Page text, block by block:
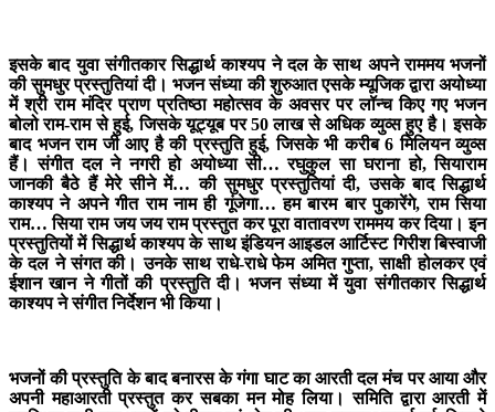
इसके बाद युवा संगीतकार सिद्धार्थ काश्यप ने दल के साथ अपने राममय भजनों
की सुमधुर प्रस्तुतियां दी। भजन संध्या की शुरुआत एसके म्यूजिक द्वारा अयोध्या
में श्री राम मंदिर प्राण प्रतिष्ठा महोत्सव के अवसर पर लॉन्च किए गए भजन
बोलो राम-राम से हुई, जिसके यूट्यूब पर 50 लाख से अधिक व्युव्स हुए है। इसके
बाद भजन राम जी आए है की प्रस्तुति हुई, जिसके भी करीब 6 मिलियन व्युव्स
हैं। संगीत दल ने नगरी हो अयोध्या सी… रघुकुल सा घराना हो, सियाराम
जानकी बैठे हैं मेरे सीने में… की सुमधुर प्रस्तुतियां दी, उसके बाद सिद्धार्थ
काश्यप ने अपने गीत राम नाम ही गूंजेगा… हम बारम बार पुकारेंगे, राम सिया
राम… सिया राम जय जय राम प्रस्तुत कर पूरा वातावरण राममय कर दिया। इन
प्रस्तुतियों में सिद्धार्थ काश्यप के साथ इंडियन आइडल आर्टिस्ट गिरीश बिस्वाजी
के दल ने संगत की। उनके साथ राधे-राधे फेम अमित गुप्ता, साक्षी होलकर एवं
ईशान खान ने गीतों की प्रस्तुति दी। भजन संध्या में युवा संगीतकार सिद्धार्थ
काश्यप ने संगीत निर्देशन भी किया।
भजनों की प्रस्तुति के बाद बनारस के गंगा घाट का आरती दल मंच पर आया और
अपनी महाआरती प्रस्तुत कर सबका मन मोह लिया। समिति द्वारा आरती में